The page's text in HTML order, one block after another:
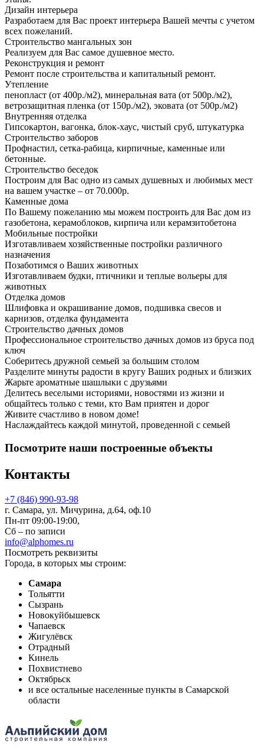
Дизайн интерьера
Разработаем для Вас проект интерьера Вашей мечты с учетом
всех пожеланий.
Строительство мангальных зон
Реализуем для Вас самое душевное место.
Реконструкция и ремонт
Ремонт после строительства и капитальный ремонт.
Утепление
пенопласт (от 400р./м2), минеральная вата (от 500р./м2),
ветрозащитная пленка (от 150р./м2), эковата (от 500р./м2)
Внутренняя отделка
Гипсокартон, вагонка, блок-хаус, чистый сруб, штукатурка
Строительство заборов
Профнастил, сетка-рабица, кирпичные, каменные или
бетонные.
Строительство беседок
Построим для Вас одно из самых душевных и любимых мест
на вашем участке – от 70.000р.
Каменные дома
По Вашему пожеланию мы можем построить для Вас дом из
газобетона, керамоблоков, кирпича или керамзитобетона
Мобильные постройки
Изготавливаем хозяйственные постройки различного
назначения
Позаботимся о Ваших животных
Изготавливаем будки, птичники и теплые вольеры для
животных
Отделка домов
Шлифовка и окрашивание домов, подшивка свесов и
карнизов, отделка фундамента
Строительство дачных домов
Профессиональное строительство дачных домов из бруса под
ключ
Соберитесь дружной семьей за большим столом
Разделите минуты радости в кругу Ваших родных и близких
Жарьте ароматные шашлыки с друзьями
Делитесь веселыми историями, новостями из жизни и
общайтесь только с теми, кто Вам приятен и дорог
Живите счастливо в новом доме!
Наслаждайтесь каждой минутой, проведенной с семьей
Посмотрите наши построенные объекты
Контакты
+7 (846) 990-93-98
г. Самара, ул. Мичурина, д.64, оф.10
Пн-пт 09:00-19:00,
Сб – по записи
info@alphomes.ru
Посмотреть реквизиты
Города, в которых мы строим:
Самара
Тольятти
Сызрань
Новокуйбышевск
Чапаевск
Жигулёвск
Отрадный
Кинель
Похвистнево
Октябрьск
и все остальные населенные пункты в Самарской
области